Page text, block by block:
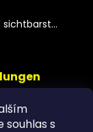
s